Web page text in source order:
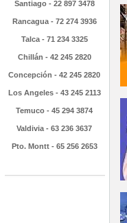
Santiago - 22 897 3478
Rancagua - 72 274 3936
Talca - 71 234 3325
Chillán - 42 245 2820
Concepción - 42 245 2820
Los Angeles - 43 245 2113
Temuco - 45 294 3874
Valdivia - 63 236 3637
Pto. Montt - 65 256 2653